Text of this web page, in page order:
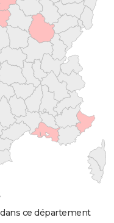
ce département